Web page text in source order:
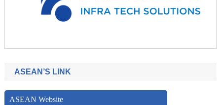
ASEAN’S LINK
ASEAN Website